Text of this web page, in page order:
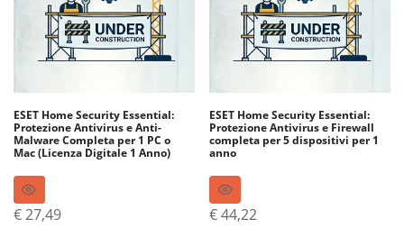
ESET Home Security Essential:
Protezione Antivirus e Anti-
Malware Completa per 1 PC o
Mac (Licenza Digitale 1 Anno)
€27,49
ESET Home Security Essential:
Protezione Antivirus e Firewall
completa per 5 dispositivi per 1
anno
€44,22